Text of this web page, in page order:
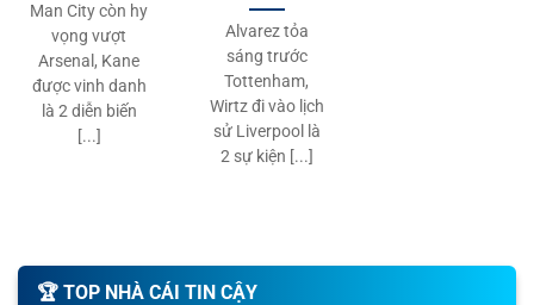
Man City còn hy
vọng vượt
Arsenal, Kane
được vinh danh
là 2 diễn biến
[...]
Alvarez tỏa
sáng trước
Tottenham,
Wirtz đi vào lịch
sử Liverpool là
2 sự kiện [...]
🏆️ TOP NHÀ CÁI TIN CẬY